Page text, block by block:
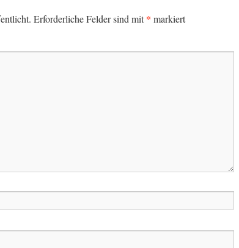
Erforderliche Felder sind mit* markiert